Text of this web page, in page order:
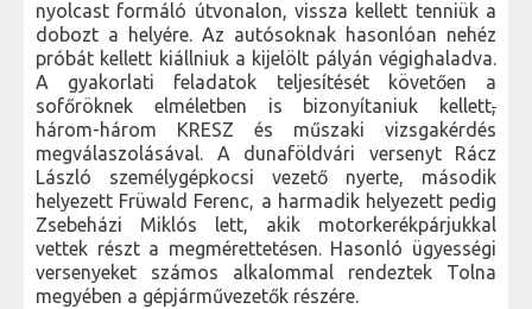
nyolcast formáló útvonalon, vissza kellett tenniük a
dobozt a helyére. Az autósoknak hasonlóan nehéz
próbát kellett kiállniuk a kijelölt pályán végighaladva.
A gyakorlati feladatok teljesítését követően a
sofőröknek elméletben is bizonyítaniuk kellett,
három-három KRESZ és műszaki vizsgakérdés
megválaszolásával. A dunaföldvári versenyt Rácz
László személygépkocsi vezető nyerte, második
helyezett Früwald Ferenc, a harmadik helyezett pedig
Zsebeházi Miklós lett, akik motorkerékpárjukkal
vettek részt a megmérettetésen. Hasonló ügyességi
versenyeket számos alkalommal rendeztek Tolna
megyében a gépjárművezetők részére.